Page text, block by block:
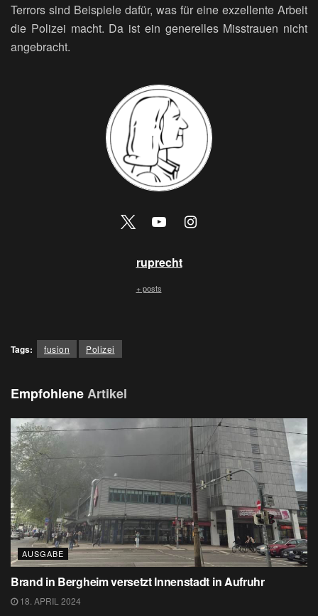
Terrors sind Beispiele dafür, was für eine exzellente Arbeit
die Polizei macht. Da ist ein generelles Misstrauen nicht
angebracht.
ruprecht
+ posts
Tags: fusion Polizei
EmpfohleneArtikel
AUSGABE
Brand in Bergheim versetzt Innenstadt in Aufruhr
18. APRIL 2024